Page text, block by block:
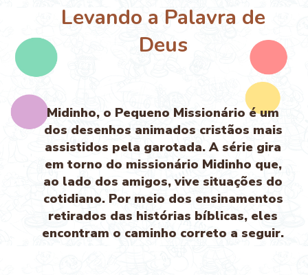
Levando a Palavra de
Deus
Midinho, o Pequeno Missionário é um
dos desenhos animados cristãos mais
assistidos pela garotada. A série gira
em torno do missionário Midinho que,
ao lado dos amigos, vive situações do
cotidiano. Por meio dos ensinamentos
retirados das histórias bíblicas, eles
encontram o caminho correto a seguir.